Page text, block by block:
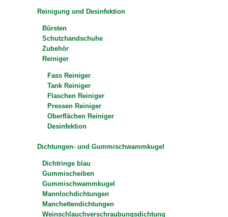
Reinigung und Desinfektion
Bürsten
Schutzhandschuhe
Zubehör
Reiniger
Fass Reiniger
Tank Reiniger
Flaschen Reiniger
Pressen Reiniger
Oberflächen Reiniger
Desinfektion
Dichtungen- und Gummischwammkugel
Dichtringe blau
Gummischeiben
Gummischwammkugel
Mannlochdichtungen
Manchettendichtungen
Weinschlauchverschraubungsdichtung